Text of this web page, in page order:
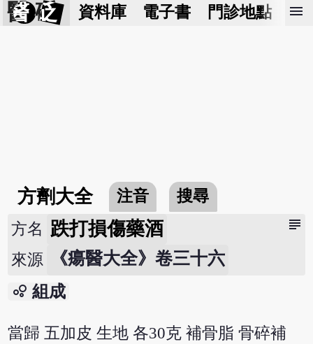
醫 砭 資料庫 電子書 門診地點 預
menu
方劑大全 注音 搜尋
subject
方名 跌打損傷藥酒
來源 《瘍醫大全》卷三十六
bubble_chart 組成
當歸 五加皮 生地 各30克 補骨脂 骨碎補